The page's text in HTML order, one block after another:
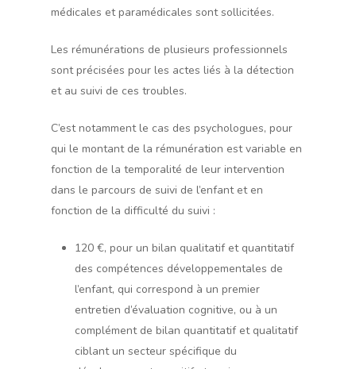
médicales et paramédicales sont sollicitées.
Les rémunérations de plusieurs professionnels
sont précisées pour les actes liés à la détection
et au suivi de ces troubles.
C’est notamment le cas des psychologues, pour
qui le montant de la rémunération est variable en
fonction de la temporalité de leur intervention
dans le parcours de suivi de l’enfant et en
fonction de la difficulté du suivi :
120 €, pour un bilan qualitatif et quantitatif
des compétences développementales de
l’enfant, qui correspond à un premier
entretien d’évaluation cognitive, ou à un
complément de bilan quantitatif et qualitatif
ciblant un secteur spécifique du